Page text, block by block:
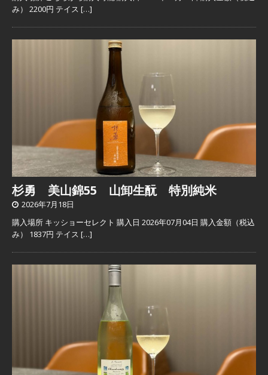
み） 2200円 テイス […]
杉勇 美山錦55 山卸生酛 特別純米
2026年7月18日
購入場所 キッショーセレクト 購入日 2026年07月04日 購入金額（税込
み） 1837円 テイス […]